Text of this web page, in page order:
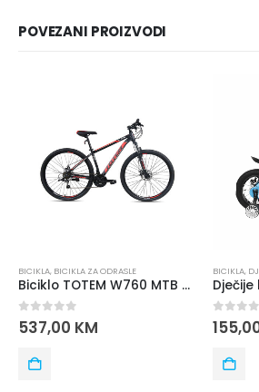
POVEZANI PROIZVODI
ZA ODRASLE
Biciklo TOTEM W760 MTB 29” ALUMINIJUM – SHIMANO oprema
of 5
KM
DJEČIJA BICIKLA
Dječije biciklo
out of 5
KM